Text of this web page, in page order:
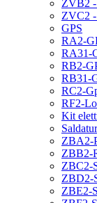
ZVB2 -
ZVC2
GPS
RA2-
RA31-
RB2-
RB31-
RC2-
RF2-
Kit
ZBA2-
ZBB2-
ZBC2-
ZBD2-
ZBE2-